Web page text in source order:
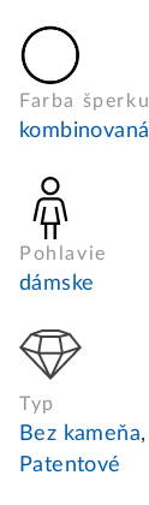
Farba šperku
kombinovaná
Pohlavie
dámske
Typ
Bez kameňa,
Patentové